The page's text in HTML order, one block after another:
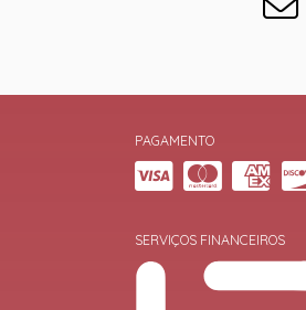
PAGAMENTO
SERVIÇOS FINANCEIROS